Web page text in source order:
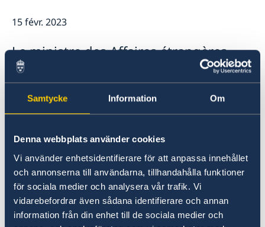
Samtycke Information Om
Denna webbplats använder cookies
Vi använder enhetsidentifierare för att anpassa innehållet
och annonserna till användarna, tillhandahålla funktioner
för sociala medier och analysera vår trafik. Vi
vidarebefordrar även sådana identifierare och annan
information från din enhet till de sociala medier och
15 févr. 2023
Le ministre des Affaires étrangères
Tobias Billström a prononcé le 15
février 2023 la déclaration annuelle de
politique étrangère du gouvernement
sur la politique étrangère.